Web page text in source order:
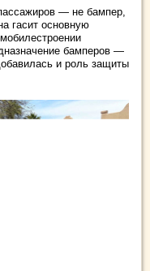
— не бампер,
гасит основную
бамперов —
и роль защиты